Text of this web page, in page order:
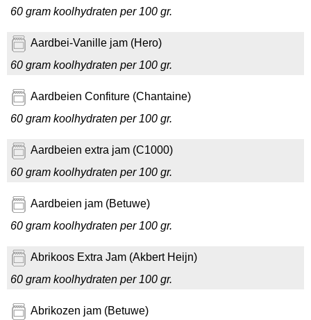
60 gram koolhydraten per 100 gr.
Aardbei-Vanille jam (Hero)
60 gram koolhydraten per 100 gr.
Aardbeien Confiture (Chantaine)
60 gram koolhydraten per 100 gr.
Aardbeien extra jam (C1000)
60 gram koolhydraten per 100 gr.
Aardbeien jam (Betuwe)
60 gram koolhydraten per 100 gr.
Abrikoos Extra Jam (Akbert Heijn)
60 gram koolhydraten per 100 gr.
Abrikozen jam (Betuwe)